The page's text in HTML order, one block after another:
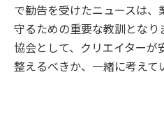
で勧告を受けたニュースは、
守るための重要な教訓となり
協会として、クリエイターが
整えるべきか、一緒に考えて